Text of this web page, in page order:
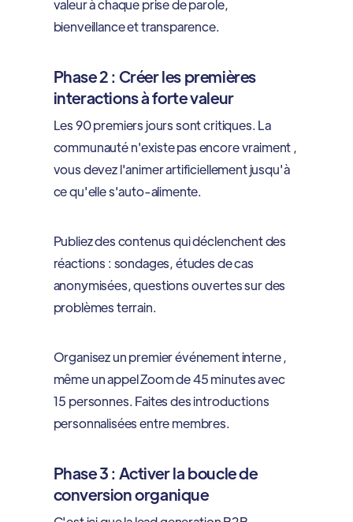
valeur à chaque prise de parole,
bienveillance et transparence.
Phase 2 : Créer les premières
interactions à forte valeur
Les 90 premiers jours sont critiques. La
communauté n'existe pas encore vraiment ,
vous devez l'animer artificiellement jusqu'à
ce qu'elle s'auto-alimente.
Publiez des contenus qui déclenchent des
réactions : sondages, études de cas
anonymisées, questions ouvertes sur des
problèmes terrain.
Organisez un premier événement interne ,
même un appel Zoom de 45 minutes avec
15 personnes. Faites des introductions
personnalisées entre membres.
Phase 3 : Activer la boucle de
conversion organique